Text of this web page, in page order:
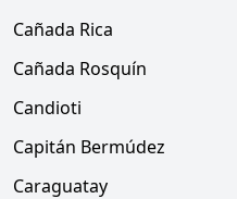
Cañada Rica
Cañada Rosquín
Candioti
Capitán Bermúdez
Caraguatay